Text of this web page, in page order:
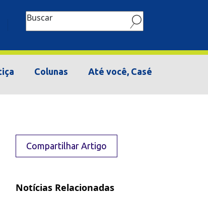
Buscar
Colunas Até você, Casé
Compartilhar Artigo
Notícias Relacionadas